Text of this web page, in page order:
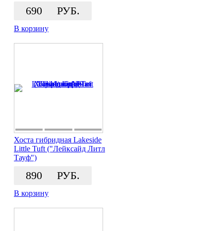
690 РУБ.
В корзину
Хоста гибридная Lakeside
Little Tuft ("Лейксайд Литл
Тауф")
890 РУБ.
В корзину